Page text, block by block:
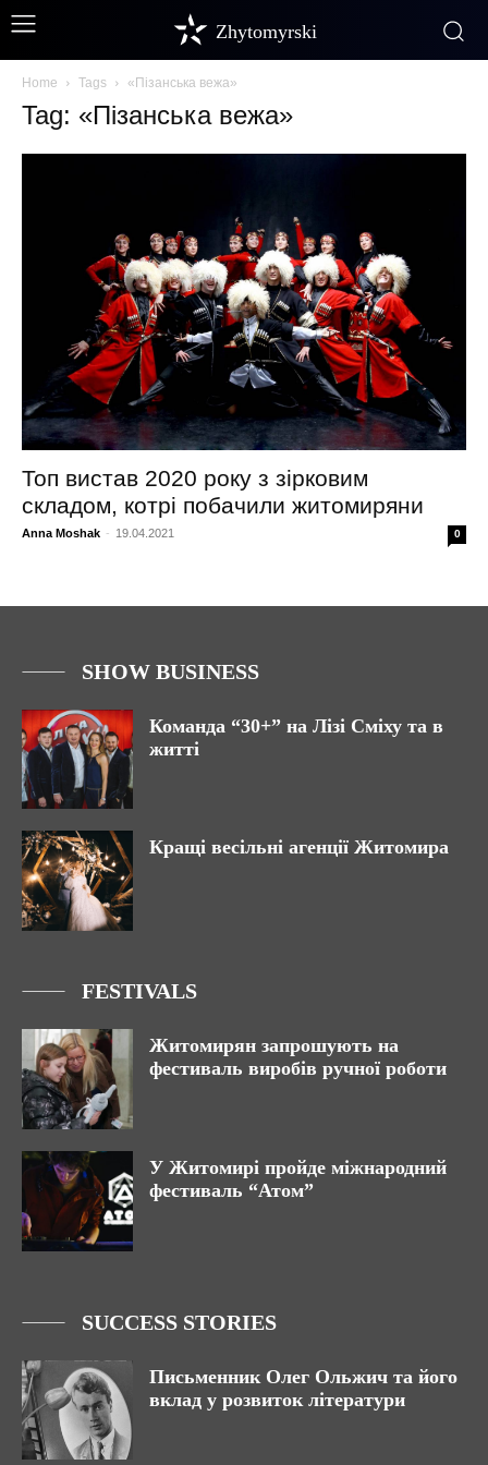
Zhytomyrski
Home Tags «Пізанська вежа»
Tag: «Пізанська вежа»
Топ вистав 2020 року з зірковим
складом, котрі побачили житомиряни
Anna Moshak - 19.04.2021 0
SHOW BUSINESS
Команда “30+” на Лізі Сміху та в
житті
Кращі весільні агенції Житомира
FESTIVALS
Житомирян запрошують на
фестиваль виробів ручної роботи
У Житомирі пройде міжнародний
фестиваль “Атом”
SUCCESS STORIES
Письменник Олег Ольжич та його
вклад у розвиток літератури